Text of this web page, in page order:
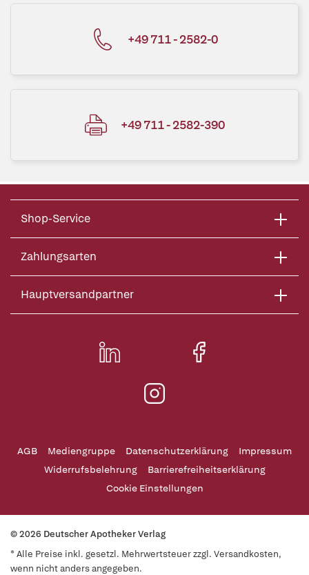
+49 711 - 2582-0
+49 711 - 2582-390
Shop-Service
Zahlungsarten
Hauptversandpartner
AGB Mediengruppe Datenschutzerklärung
Impressum
Widerrufsbelehrung
Barrierefreiheitserklärung
Cookie Einstellungen
© 2026 Deutscher Apotheker Verlag
* Alle Preise inkl. gesetzl. Mehrwertsteuer zzgl. Versandkosten,
wenn nicht anders angegeben.